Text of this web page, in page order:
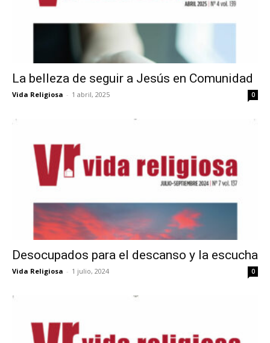
La belleza de seguir a Jesús en Comunidad
Vida Religiosa - 1 abril, 2025 0
Desocupados para el descanso y la escucha
Vida Religiosa - 1 julio, 2024 0